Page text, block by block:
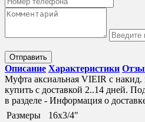
Отправить
Описание Характеристики
Муфта аксиальная VIEIR с
купить с доставкой 2..14 дней.
в разделе - Информация о
Размеры
16х3/4"